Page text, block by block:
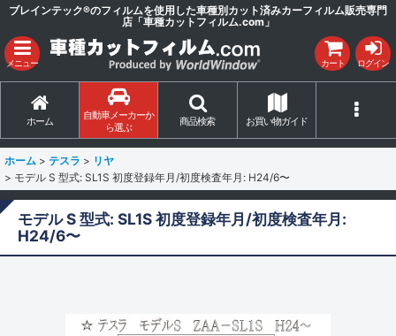
ブレインテック®のフィルムを使用した車種別カット済みカーフィルム販売専門
店「車種カットフィルム.com」
メニュー カート ログイン
ホーム
自動車メーカーか
ら選ぶ
商品検索 お買い物ガイド
ホーム > テスラ > リヤ
> モデル S 型式: SL1S 初度登録年月/初度検査年月: H24/6〜
モデル S 型式: SL1S 初度登録年月/初度検査年月:
H24/6〜